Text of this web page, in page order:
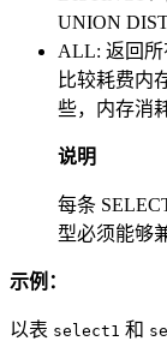
UNION
ALL: 返回
比较耗费内
些，内存消
说明
每条
型必须能够
示例：
以表 select1 和